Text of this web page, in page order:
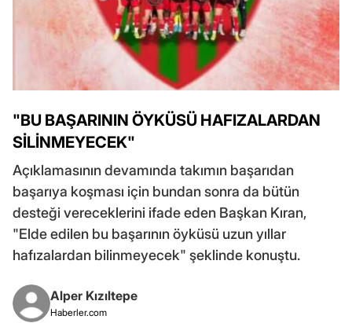
"BU BAŞARININ ÖYKÜSÜ HAFIZALARDAN
SİLİNMEYECEK"
Açıklamasının devamında takımın başarıdan
başarıya koşması için bundan sonra da bütün
desteği vereceklerini ifade eden Başkan Kıran,
"Elde edilen bu başarının öyküsü uzun yıllar
hafızalardan bilinmeyecek" şeklinde konuştu.
Alper Kızıltepe
Haberler.com